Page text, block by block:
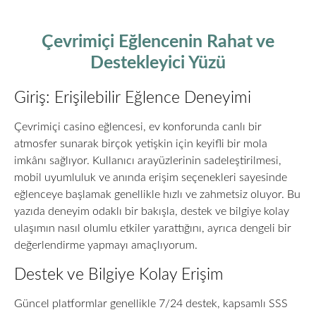
Çevrimiçi Eğlencenin Rahat ve
Destekleyici Yüzü
Giriş: Erişilebilir Eğlence Deneyimi
Çevrimiçi casino eğlencesi, ev konforunda canlı bir
atmosfer sunarak birçok yetişkin için keyifli bir mola
imkânı sağlıyor. Kullanıcı arayüzlerinin sadeleştirilmesi,
mobil uyumluluk ve anında erişim seçenekleri sayesinde
eğlenceye başlamak genellikle hızlı ve zahmetsiz oluyor. Bu
yazıda deneyim odaklı bir bakışla, destek ve bilgiye kolay
ulaşımın nasıl olumlu etkiler yarattığını, ayrıca dengeli bir
değerlendirme yapmayı amaçlıyorum.
Destek ve Bilgiye Kolay Erişim
Güncel platformlar genellikle 7/24 destek, kapsamlı SSS